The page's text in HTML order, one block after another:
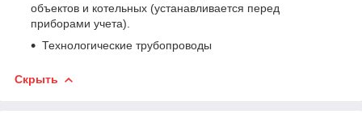
объектов и котельных (устанавливается перед
приборами учета).
Технологические трубопроводы
Скрыть